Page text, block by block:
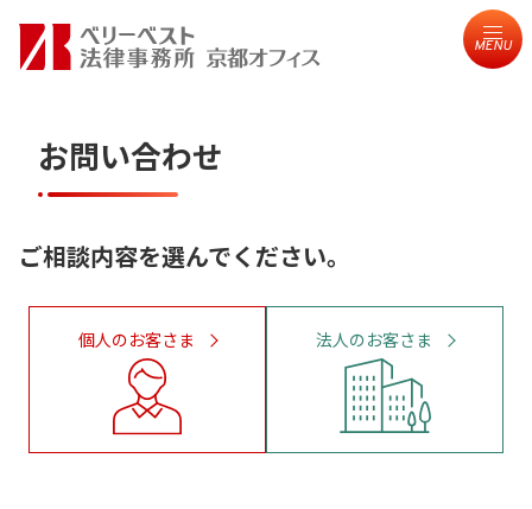
MENU
お問い合わせ
ご相談内容を選んでください。
個人のお客さま 法人のお客さま